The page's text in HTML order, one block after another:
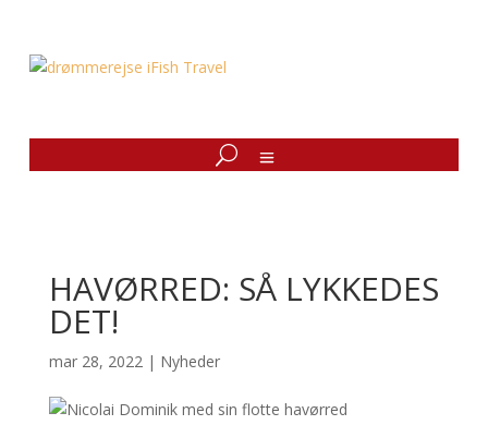
HAVØRRED: SÅ LYKKEDES
DET!
mar 28, 2022| Nyheder